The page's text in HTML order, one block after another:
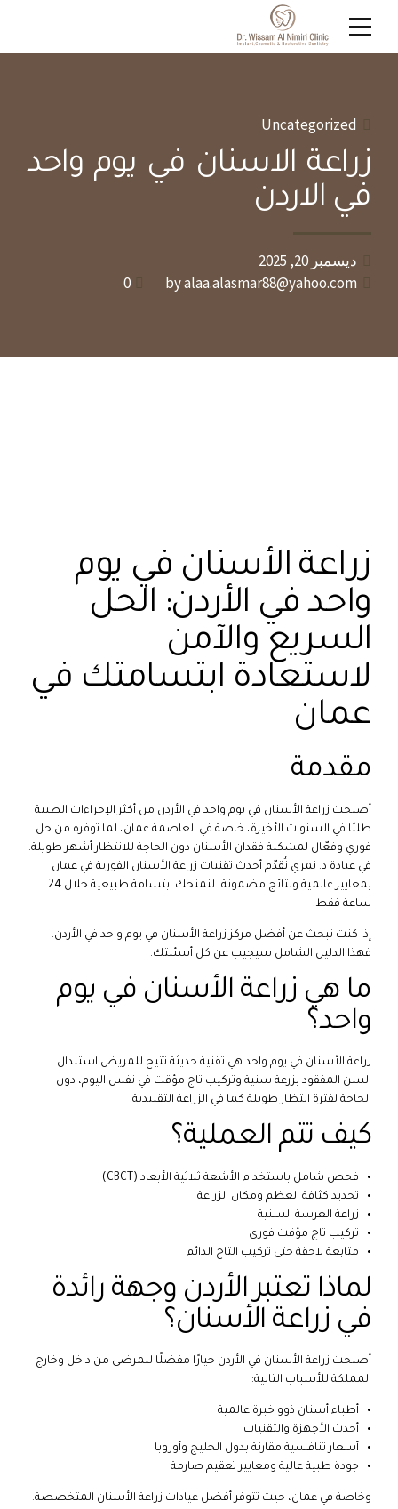
Uncategorized
زراعة الاسنان في يوم واحد
في الاردن
ديسمبر 20, 2025
by alaa.alasmar88@yahoo.com
0
زراعة الأسنان في يوم
واحد في الأردن: الحل
السريع والآمن
لاستعادة ابتسامتك في
عمان
مقدمة
أصبحت زراعة الأسنان في يوم واحد في الأردن من أكثر الإجراءات الطبية
طلبًا في السنوات الأخيرة، خاصة في العاصمة عمان، لما توفره من حل
فوري وفعّال لمشكلة فقدان الأسنان دون الحاجة للانتظار أشهر طويلة.
في عيادة د. نمري نُقدّم أحدث تقنيات زراعة الأسنان الفورية في عمان
بمعايير عالمية ونتائج مضمونة، لنمنحك ابتسامة طبيعية خلال 24
ساعة فقط.
إذا كنت تبحث عن أفضل مركز زراعة الأسنان في يوم واحد في الأردن،
فهذا الدليل الشامل سيجيب عن كل أسئلتك.
ما هي زراعة الأسنان في يوم
واحد؟
زراعة الأسنان في يوم واحد هي تقنية حديثة تتيح للمريض استبدال
السن المفقود بزرعة سنية وتركيب تاج مؤقت في نفس اليوم، دون
الحاجة لفترة انتظار طويلة كما في الزراعة التقليدية.
كيف تتم العملية؟
فحص شامل باستخدام الأشعة ثلاثية الأبعاد (CBCT)
تحديد كثافة العظم ومكان الزراعة
زراعة الغرسة السنية
تركيب تاج مؤقت فوري
متابعة لاحقة حتى تركيب التاج الدائم
لماذا تعتبر الأردن وجهة رائدة
في زراعة الأسنان؟
أصبحت زراعة الأسنان في الأردن خيارًا مفضلًا للمرضى من داخل وخارج
المملكة للأسباب التالية:
أطباء أسنان ذوو خبرة عالمية
أحدث الأجهزة والتقنيات
أسعار تنافسية مقارنة بدول الخليج وأوروبا
جودة طبية عالية ومعايير تعقيم صارمة
وخاصة في عمان، حيث تتوفر أفضل عيادات زراعة الأسنان المتخصصة.